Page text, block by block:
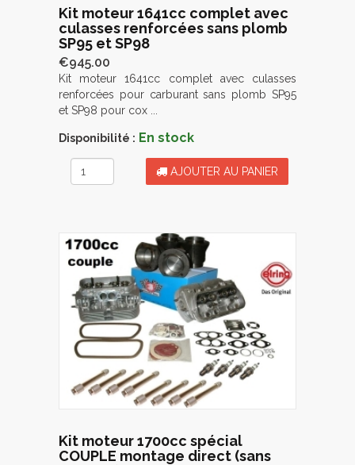
Kit moteur 1641cc complet avec
culasses renforcées sans plomb
SP95 et SP98
€945.00
Kit moteur 1641cc complet avec culasses
renforcées pour carburant sans plomb SP95
et SP98 pour cox ...
Disponibilité : En stock
AJOUTER AU PANIER
Kit moteur 1700cc spécial
COUPLE montage direct (sans